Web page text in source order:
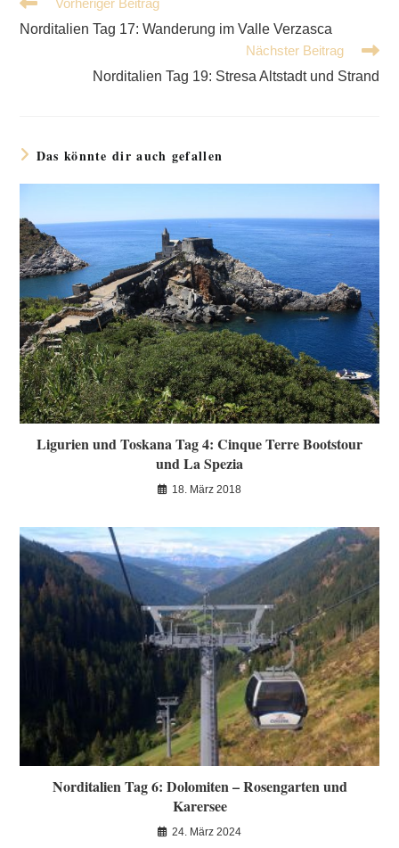
Artikel
ansehen
Vorheriger Beitrag
Norditalien Tag 17: Wanderung im Valle Verzasca
Nächster Beitrag
Norditalien Tag 19: Stresa Altstadt und Strand
Das könnte dir auch gefallen
Ligurien und Toskana Tag 4: Cinque Terre Bootstour
und La Spezia
18. März 2018
Norditalien Tag 6: Dolomiten – Rosengarten und
Karersee
24. März 2024